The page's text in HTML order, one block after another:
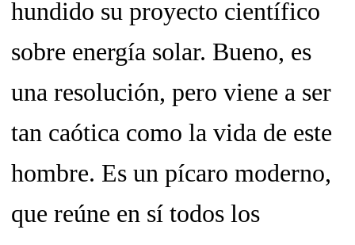
hundido su proyecto científico
sobre energía solar. Bueno, es
una resolución, pero viene a ser
tan caótica como la vida de este
hombre. Es un pícaro moderno,
que reúne en sí todos los